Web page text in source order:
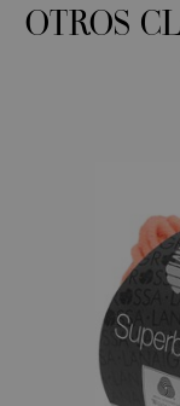
OTROS